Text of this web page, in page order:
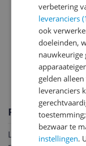
Mogelijke
Laat je gaming-
verbetering
leveranciers
ook
doeleinden,
nauwkeurige
gelden
leveranciers
bezwaar te
instellingen.